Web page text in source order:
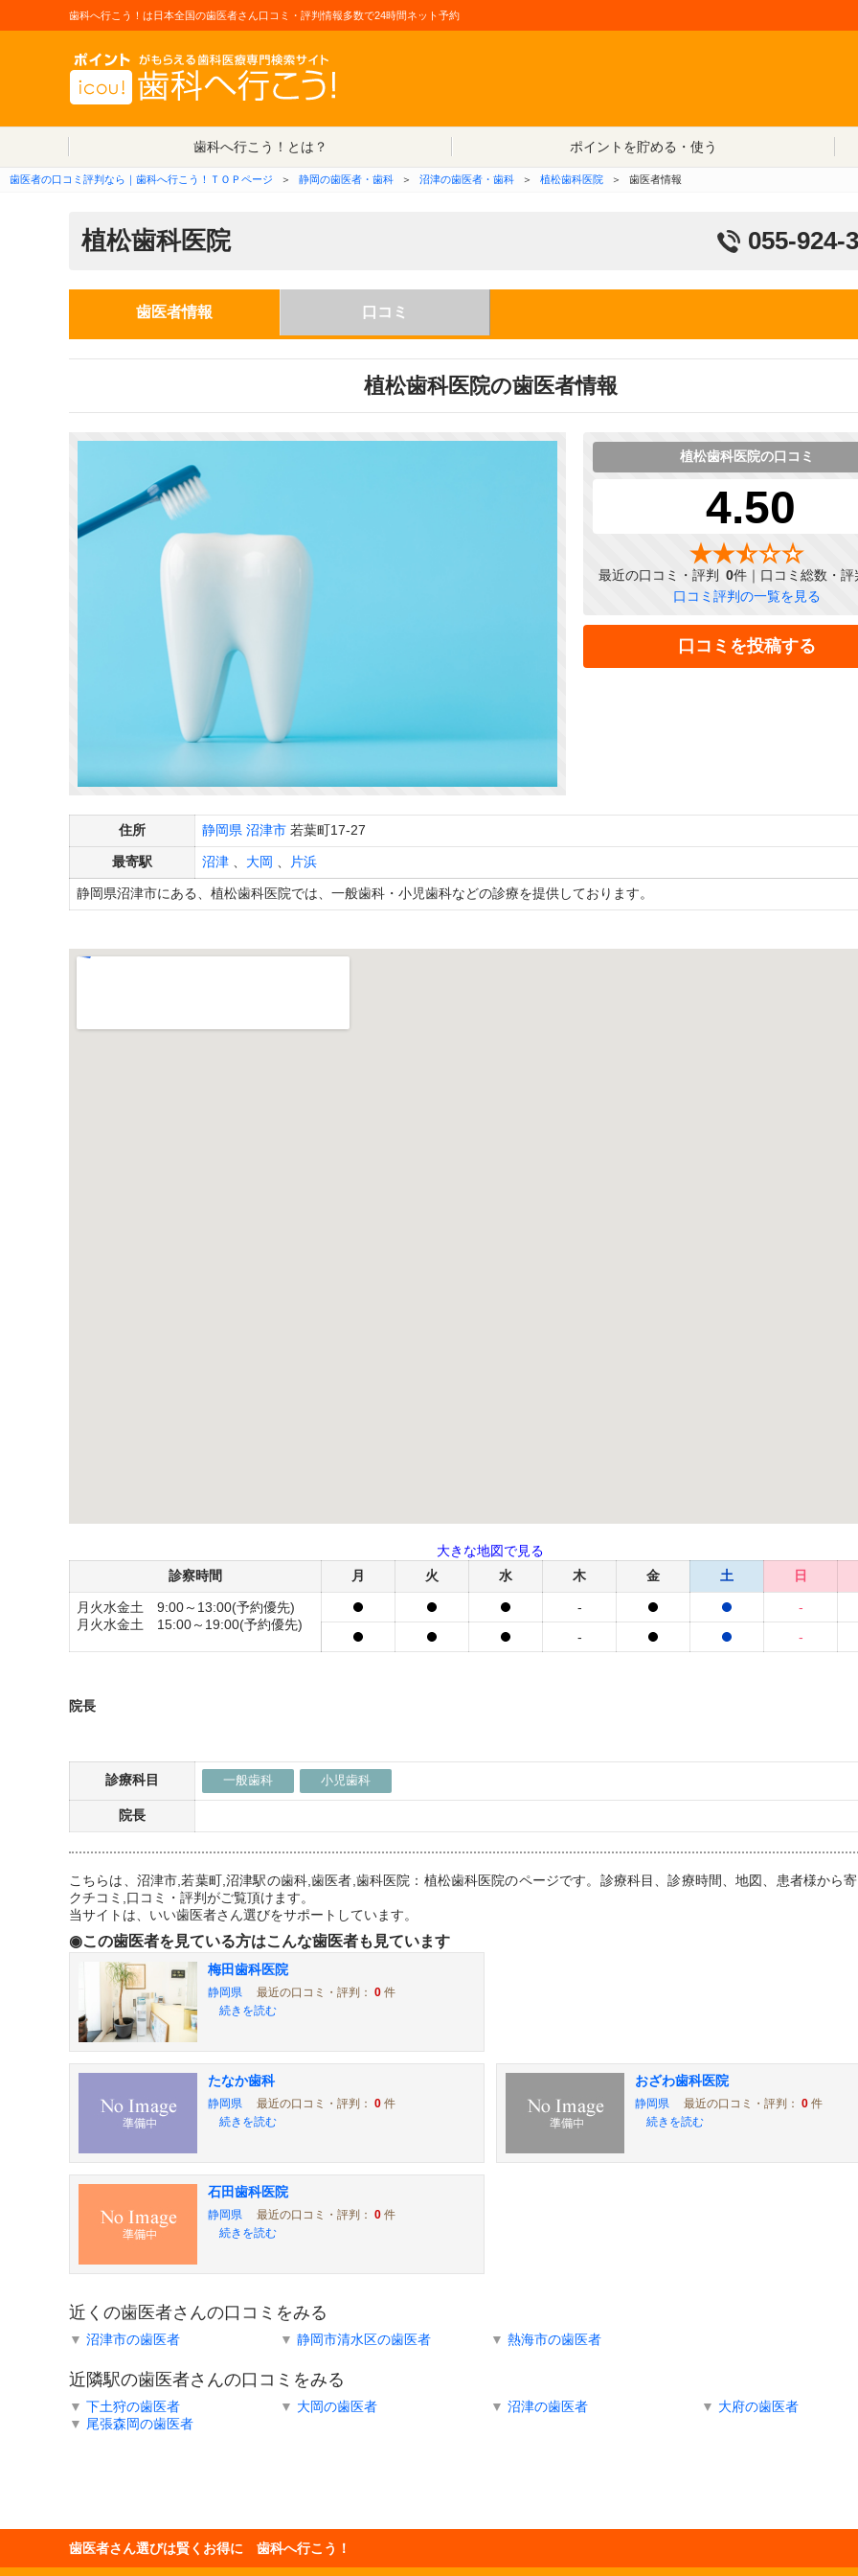
歯科へ行こう！は日本全国の歯医者さん口コミ・評判情報多数で24時間ネット予約
歯科へ行こう！とは？
ポイントを貯める・使う
歯医者の口コミ評判なら｜歯科へ行こう！ＴＯＰページ ＞ 静岡の歯医者・歯科 ＞ 沼津の歯医者・歯科 ＞ 植松歯科医院 ＞ 歯医者情報
植松歯科医院 055-924-
歯医者情報 口コミ
植松歯科医院の歯医者情報
植松歯科医院の口コミ
4.50
最近の口コミ・評判 0件｜口コミ総数・評
口コミ評判の一覧を見る
口コミを投稿する
住所 静岡県 沼津市 若葉町17-27
最寄駅 沼津 大岡 片浜
静岡県沼津市にある、植松歯科医院では、一般歯科・小児歯科などの診療を提供しております。
大きな地図で見る
診察時間
月 火 水 木 金 土 日
月火水金土 9:00～13:00(予約優先)
月火水金土 15:00～19:00(予約優先)
- -
-
-
院長
診療科目 一般歯科 小児歯科
院長
こちらは、沼津市,若葉町,沼津駅の歯科,歯医者,歯科医院：植松歯科医院のページです。診療科目、診療時間、地図、患者様から
クチコミ,口コミ・評判がご覧頂けます。
当サイトは、いい歯医者さん選びをサポートしています。
◉この歯医者を見ている方はこんな歯医者も見ています
梅田歯科医院
静岡県 最近の口コミ・評判： 0件
続きを読む
たなか歯科
静岡県 最近の口コミ・評判： 0件
続きを読む
おざわ歯科医院
静岡県 最近の口コミ・評判： 0件
続きを読む
石田歯科医院
静岡県 最近の口コミ・評判： 0件
続きを読む
近くの歯医者さんの口コミをみる
▼ 沼津市の歯医者 ▼ 静岡市清水区の歯医者 ▼ 熱海市の歯医者
近隣駅の歯医者さんの口コミをみる
▼ 下土狩の歯医者 ▼ 大岡の歯医者 ▼ 沼津の歯医者 ▼ 大府の歯医者
▼ 尾張森岡の歯医者
歯医者さん選びは賢くお得に 歯科へ行こう！